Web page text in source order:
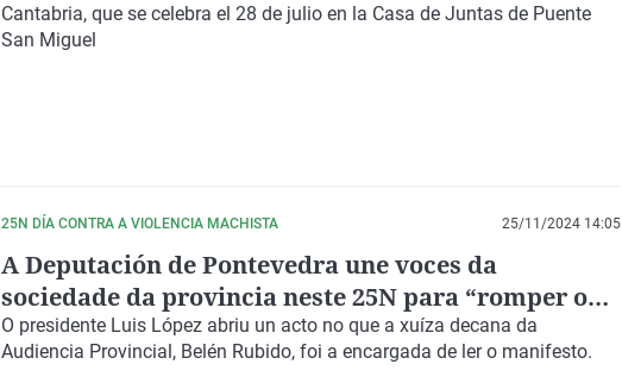
Cantabria, que se celebra el 28 de julio en la Casa de Juntas de Puente
San Miguel
25N DÍA CONTRA A VIOLENCIA MACHISTA 25/11/2024 14:05
A Deputación de Pontevedra une voces da
sociedade da provincia neste 25N para “romper o
silencio”
O presidente Luis López abriu un acto no que a xuíza decana da
Audiencia Provincial, Belén Rubido, foi a encargada de ler o manifesto.